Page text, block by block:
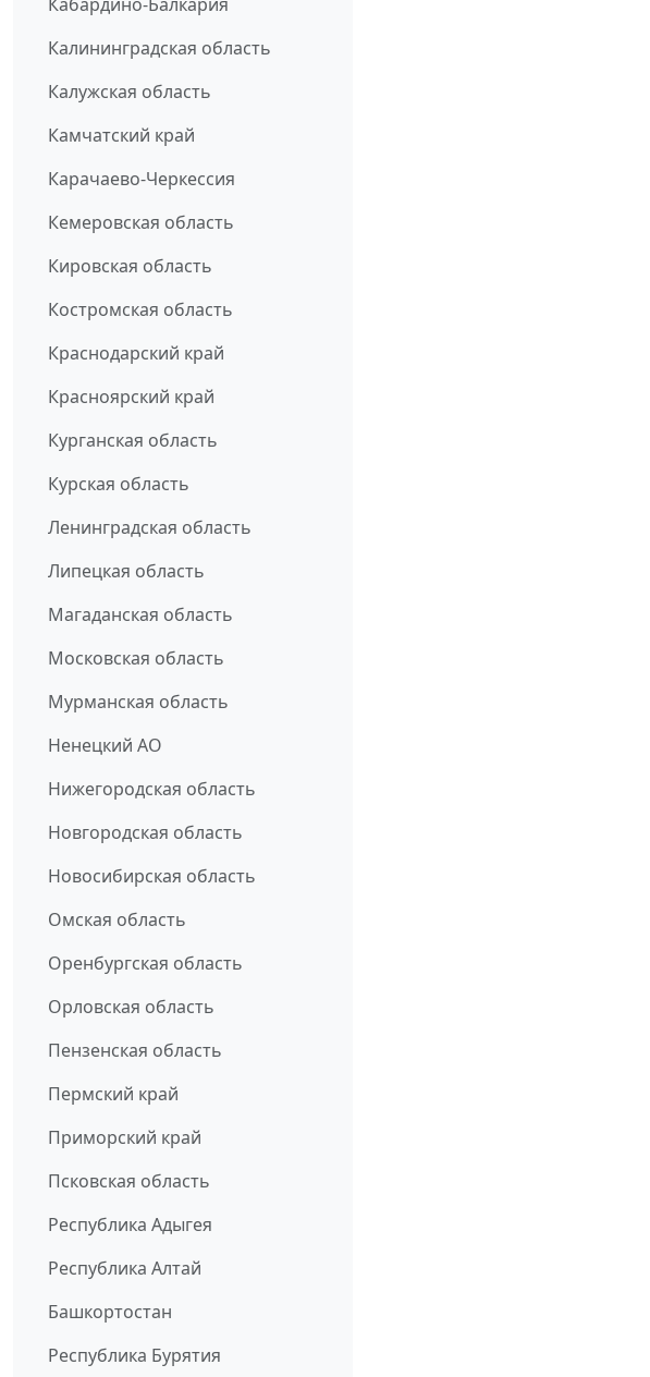
Калининградская область
Калужская область
Камчатский край
Карачаево-Черкессия
Кемеровская область
Кировская область
Костромская область
Краснодарский край
Красноярский край
Курганская область
Курская область
Ленинградская область
Липецкая область
Магаданская область
Московская область
Мурманская область
Ненецкий АО
Нижегородская область
Новгородская область
Новосибирская область
Омская область
Оренбургская область
Орловская область
Пензенская область
Пермский край
Приморский край
Псковская область
Республика Адыгея
Республика Алтай
Башкортостан
Республика Бурятия